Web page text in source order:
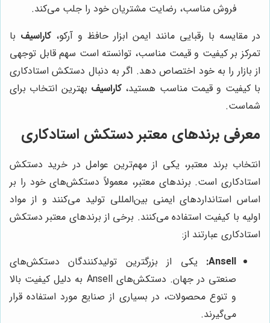
فروش مناسب، رضایت مشتریان خود را جلب می‌کند.
در مقایسه با رقبایی مانند ایمن ابزار حافظ و آرکو، کاراسیف با
تمرکز بر کیفیت و قیمت مناسب، توانسته است سهم قابل توجهی
از بازار را به خود اختصاص دهد. اگر به دنبال دستکش استادکاری
با کیفیت و قیمت مناسب هستید، کاراسیف بهترین انتخاب برای
شماست.
معرفی برندهای معتبر دستکش استادکاری
انتخاب برند معتبر، یکی از مهم‌ترین عوامل در خرید دستکش
استادکاری است. برندهای معتبر، معمولاً دستکش‌های خود را بر
اساس استانداردهای ایمنی بین‌المللی تولید می‌کنند و از مواد
اولیه با کیفیت استفاده می‌کنند. برخی از برندهای معتبر دستکش
استادکاری عبارتند از:
Ansell:
یکی از بزرگترین تولیدکنندگان دستکش‌های
صنعتی در جهان. دستکش‌های Ansell به دلیل کیفیت بالا
و تنوع محصولات، در بسیاری از صنایع مورد استفاده قرار
می‌گیرند.